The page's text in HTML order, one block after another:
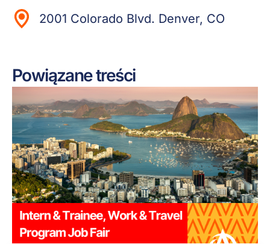
2001 Colorado Blvd. Denver, CO
Powiązane treści